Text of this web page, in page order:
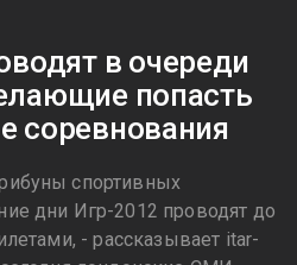
в очереди
попасть
соревнования
спортивных
дни Игр-2012 проводят до
- рассказывает itar-